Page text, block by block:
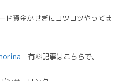
ド資金かせぎにコツコツやってま
有料記事はこちらで。